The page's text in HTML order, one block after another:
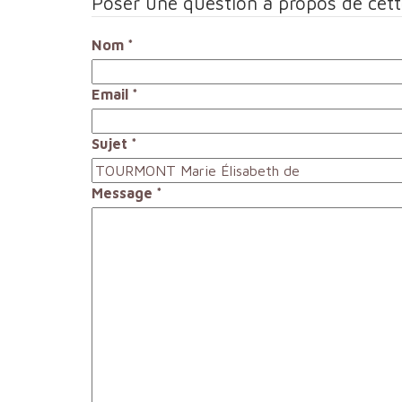
Nom *
Email *
Sujet *
Message *